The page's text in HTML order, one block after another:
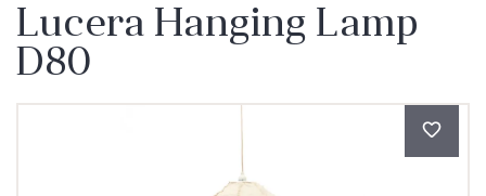
Lucera Hanging Lamp
D80